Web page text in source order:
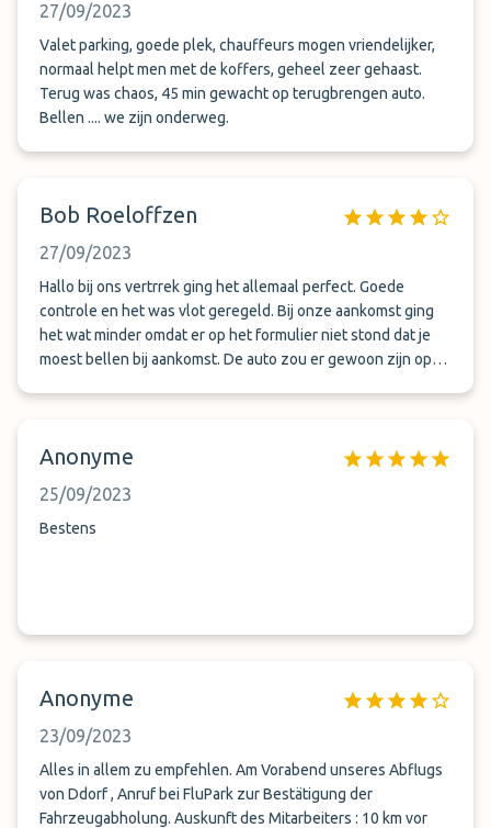
27/09/2023
Valet parking, goede plek, chauffeurs mogen vriendelijker,
normaal helpt men met de koffers, geheel zeer gehaast.
Terug was chaos, 45 min gewacht op terugbrengen auto.
Bellen .... we zijn onderweg.
Bob Roeloffzen
27/09/2023
Hallo bij ons vertrrek ging het allemaal perfect. Goede
controle en het was vlot geregeld. Bij onze aankomst ging
het wat minder omdat er op het formulier niet stond dat je
moest bellen bij aankomst. De auto zou er gewoon zijn op
zet op het formulier dat je bij aankomst ook moet bellen Met
Anonyme
25/09/2023
Bestens
Anonyme
23/09/2023
Alles in allem zu empfehlen. Am Vorabend unseres Abflugs
von Ddorf , Anruf bei FluPark zur Bestätigung der
Fahrzeugabholung. Auskunft des Mitarbeiters : 10 km vor